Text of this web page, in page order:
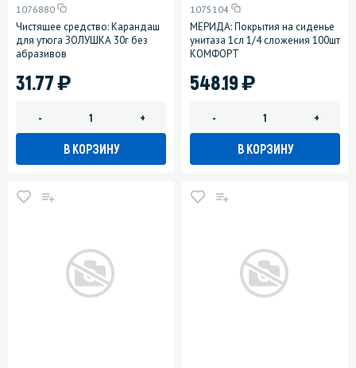
1076880
Чистящее средство: Карандаш
для утюга ЗОЛУШКА 30г без
абразивов
31.77)
- +
В КОРЗИНУ
1075104
МЕРИДА: Покрытия на сиденье
унитаза 1сл 1/4 сложения 100шт
КОМФОРТ
548.19)
- +
В КОРЗИНУ